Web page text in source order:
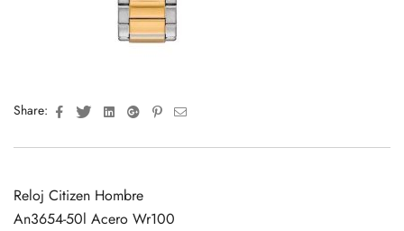
Share: FacebookTwitterLinkedinGoogle+Pinterest
Email
Reloj Citizen Hombre
An3654-50l Acero Wr100